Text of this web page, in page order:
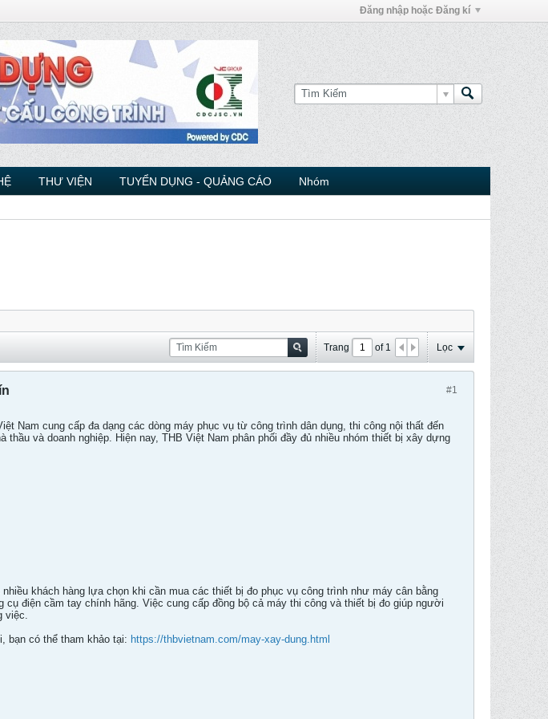
Đăng nhập hoặc Đăng kí
THƯ VIỆN TUYỂN DỤNG - QUẢNG CÁO Nhóm
Trang of 1 Lọc
#1
Nam cung cấp đa dạng các dòng máy phục vụ từ công trình dân dụng, thi công nội thất đến
và doanh nghiệp. Hiện nay, THB Việt Nam phân phối đầy đủ nhiều nhóm thiết bị xây dựng
khách hàng lựa chọn khi cần mua các thiết bị đo phục vụ công trình như máy cân bằng
cụ điện cầm tay chính hãng. Việc cung cấp đồng bộ cả máy thi công và thiết bị đo giúp người
việc.
bạn có thể tham khảo tại: https://thbvietnam.com/may-xay-dung.html